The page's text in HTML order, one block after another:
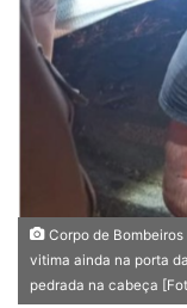
m
-
m
Corpo de
vitima ainda na porta
pedrada na cabeça